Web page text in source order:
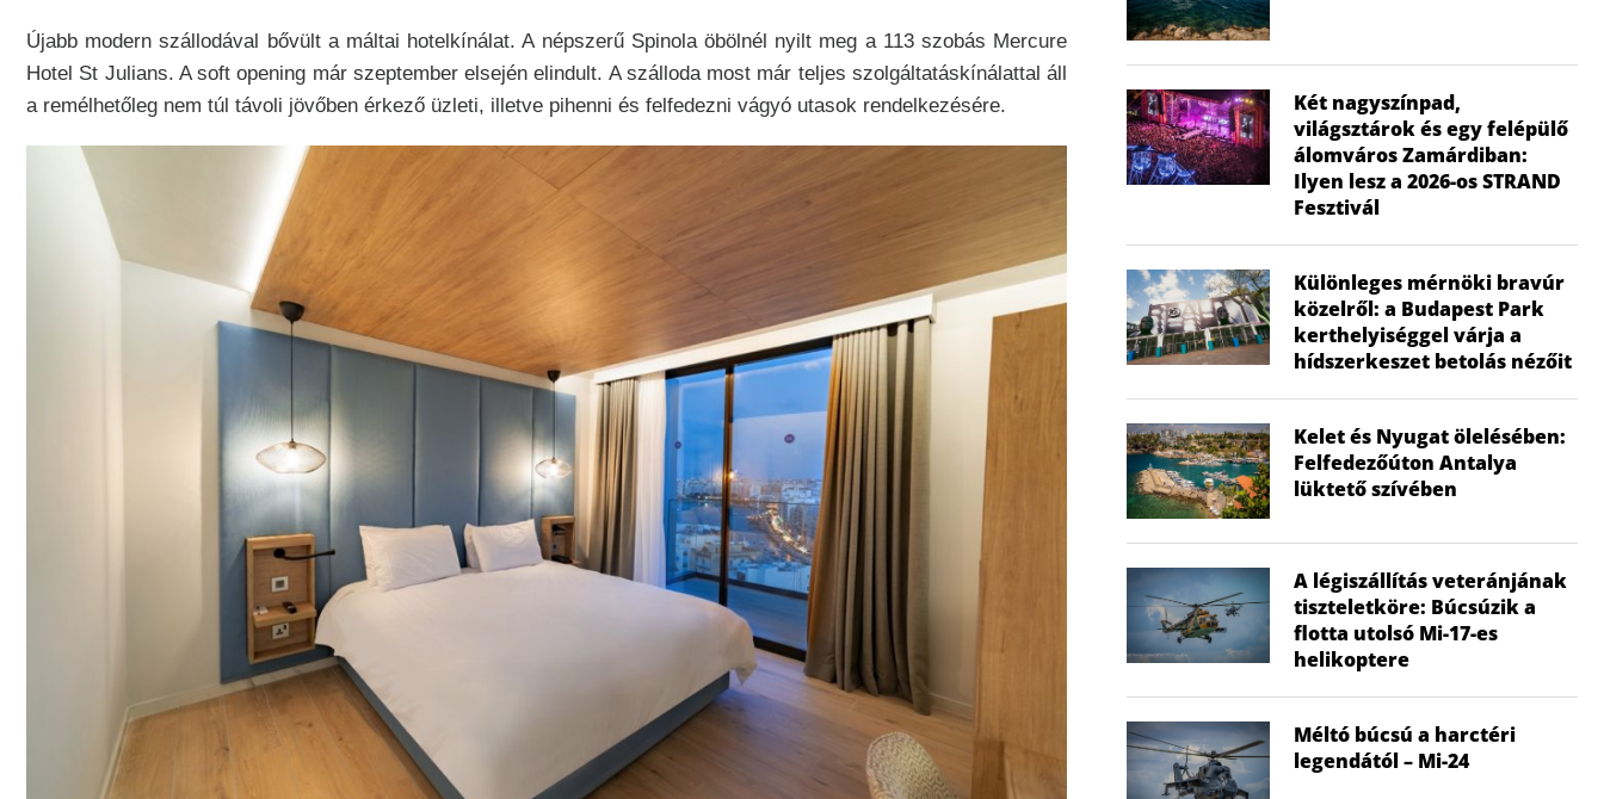
Újabb modern szállodával bővült a máltai hotelkínálat. A népszerű Spinola öbölnél nyilt meg a 113 szobás Mercure
Hotel St Julians. A soft opening már szeptember elsején elindult. A szálloda most már teljes szolgáltatáskínálattal áll
a remélhetőleg nem túl távoli jövőben érkező üzleti, illetve pihenni és felfedezni vágyó utasok rendelkezésére.
Két nagyszínpad,
világsztárok és egy felépülő
álomváros Zamárdiban:
Ilyen lesz a 2026-os STRAND
Fesztivál
Különleges mérnöki bravúr
közelről: a Budapest Park
kerthelyiséggel várja a
hídszerkeszet betolás nézőit
Kelet és Nyugat ölelésében:
Felfedezőúton Antalya
lüktető szívében
A légiszállítás veteránjának
tiszteletköre: Búcsúzik a
flotta utolsó Mi-17-es
helikoptere
Méltó búcsú a harctéri
legendától – Mi-24